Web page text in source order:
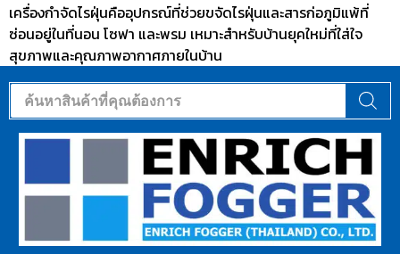
เครื่องกำจัดไรฝุ่นคืออุปกรณ์ที่ช่วยขจัดไรฝุ่นและสารก่อภูมิแพ้ที่
ซ่อนอยู่ในที่นอน โซฟา และพรม เหมาะสำหรับบ้านยุคใหม่ที่ใส่ใจ
สุขภาพและคุณภาพอากาศภายในบ้าน